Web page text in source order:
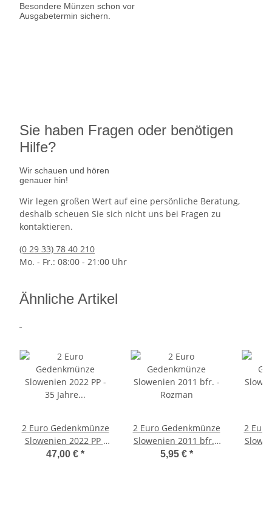
Besondere Münzen schon vor
Ausgabetermin sichern.
Sie haben Fragen oder benötigen
Hilfe?
Wir schauen und hören
genauer hin!
Wir legen großen Wert auf eine persönliche Beratung,
deshalb scheuen Sie sich nicht uns bei Fragen zu
kontaktieren.
(0 29 33) 78 40 210
Mo. - Fr.: 08:00 - 21:00 Uhr
Ähnliche Artikel
2 Euro Gedenkmünze
Slowenien 2022 PP -
35 Jahre Erasmus - in
47,00 € *
2 Euro Gedenkmünze
Slowenien 2011 bfr. -
Rozman
5,95 € *
2